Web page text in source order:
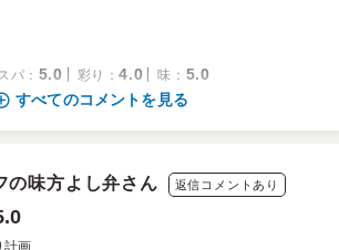
パ ： 5.0 彩り ：4.0 味 ： 5.0
すべてのコメントを見る
の味方よし弁さん 返信コメントあり
計画